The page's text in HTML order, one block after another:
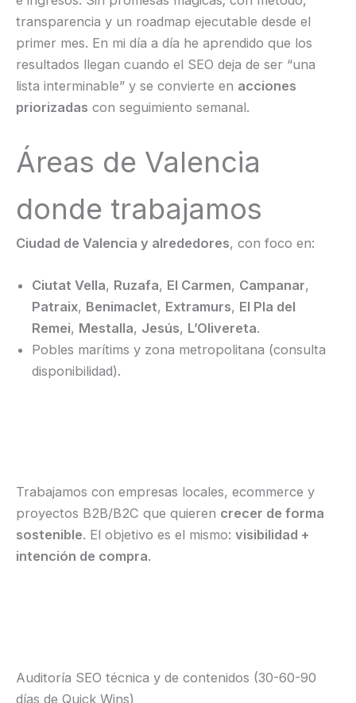
transparencia y un roadmap ejecutable desde el
primer mes. En mi día a día he aprendido que los
resultados llegan cuando el SEO deja de ser “una
lista interminable” y se convierte en acciones
priorizadas con seguimiento semanal.
Áreas de Valencia
donde trabajamos
Ciudad de Valencia y alrededores, con foco en:
Ciutat Vella, Ruzafa, El Carmen, Campanar,
Patraix, Benimaclet, Extramurs, El Pla del
Remei, Mestalla, Jesús, L’Olivereta.
Pobles marítims y zona metropolitana (consulta
disponibilidad).
Trabajamos con empresas locales, ecommerce y
proyectos B2B/B2C que quieren crecer de forma
sostenible. El objetivo es el mismo: visibilidad +
intención de compra.
Auditoría SEO técnica y de contenidos (30-60-90
días de Quick Wins)